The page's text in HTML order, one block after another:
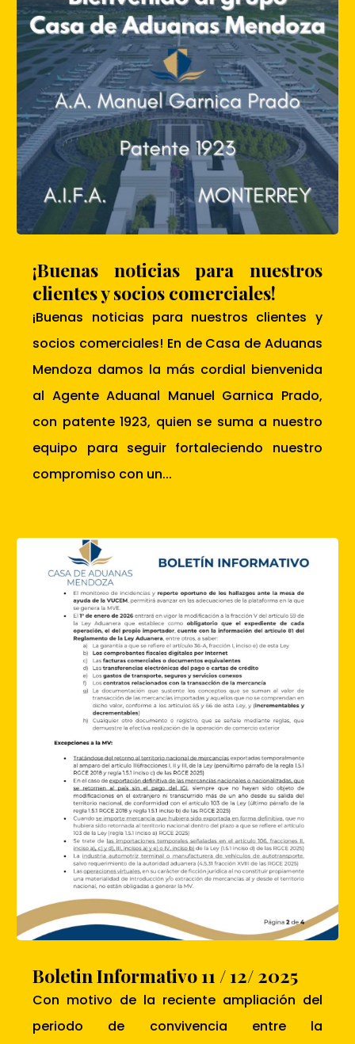
¡Buenas noticias para nuestros
clientes y socios comerciales!
¡Buenas noticias para nuestros clientes y
socios comerciales! En de Casa de Aduanas
Mendoza damos la más cordial bienvenida
al Agente Aduanal Manuel Garnica Prado,
con patente 1923, quien se suma a nuestro
equipo para seguir fortaleciendo nuestro
compromiso con un...
Boletin Informativo 11 / 12/ 2025
Con motivo de la reciente ampliación del
periodo de convivencia entre la